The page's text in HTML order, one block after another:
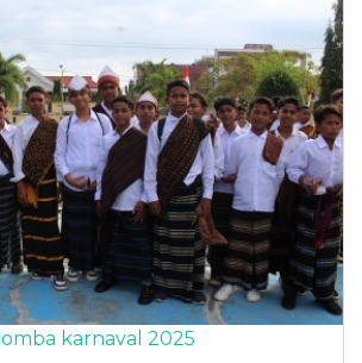
lomba karnaval 2025